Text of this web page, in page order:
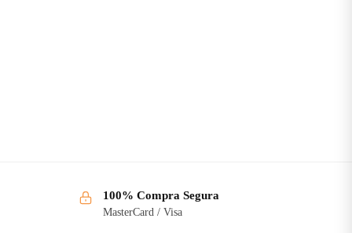
100% Compra Segura
MasterCard / Visa